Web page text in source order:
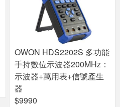
OWON HDS2202S 多功能
手持數位示波器200MHz：
示波器+萬用表+信號產生
器
$9990